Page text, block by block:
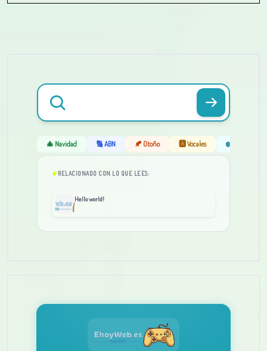
🎄 Navidad 🔢 ABN 🍂 Otoño 🅰️ Vocales ❄️ Invierno
RELACIONADO CON LO QUE LEES:
Hello world!